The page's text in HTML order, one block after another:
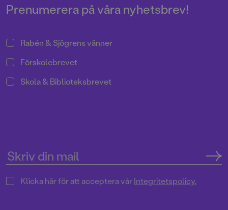
berättelse.
Prenumerera på våra nyhetsbrev!
Rabén & Sjögrens vänner
Förskolebrevet
Skola & Biblioteksbrevet
Klicka här för att acceptera vårIntegritetspolicy.